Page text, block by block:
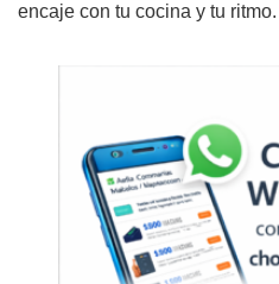
encaje con tu cocina y tu ritmo.